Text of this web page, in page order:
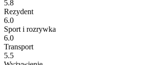
5.8
Rezydent
6.0
Sport i rozrywka
6.0
Transport
5.5